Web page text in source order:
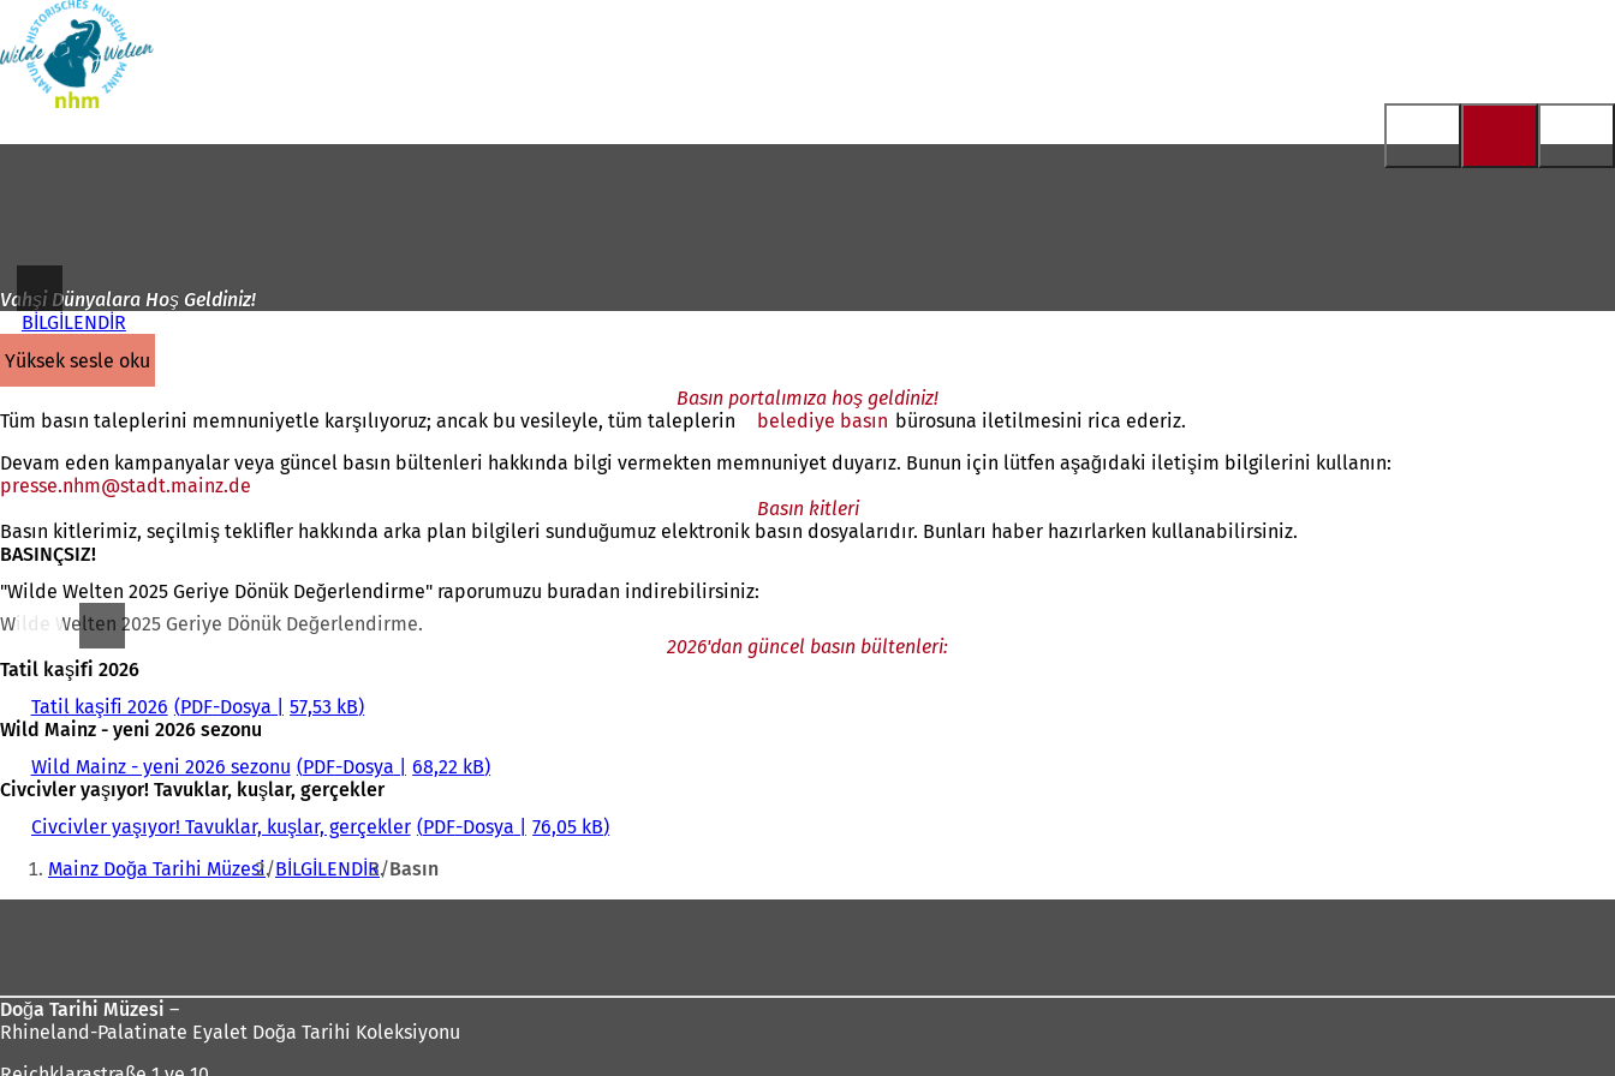
İçeriğe atla
sayfaya
Vahşi Dünyalara Hoş Geldiniz!
BİLGİLENDİR
yüksek sesle oku
Basın portalımıza hoş geldiniz!
Tüm basın taleplerini memnuniyetle karşılıyoruz; ancak bu vesileyle, tüm taleplerin
belediye basın bürosuna iletilmesini rica ederiz.
Devam eden kampanyalar veya güncel basın bültenleri hakkında bilgi vermekten memnuniyet duyarız. Bunun için lütfen aşağıdaki iletişim bilgilerini kullanın:
presse.nhm
stadt.mainz de
Basın kitleri
Basın kitlerimiz, seçilmiş teklifler hakkında arka plan bilgileri sunduğumuz elektronik basın dosyalarıdır. Bunları haber hazırlarken kullanabilirsiniz.
BASINÇSIZ!
"Wilde Welten 2025 Geriye Dönük Değerlendirme" raporumuzu buradan indirebilirsiniz:
Wilde Welten 2025 Geriye Dönük Değerlendirme.
2026'dan güncel basın bültenleri:
Tatil kaşifi 2026
Tatil kaşifi 2026 PDF-Dosya
57,53 kB
Wild Mainz - yeni 2026 sezonu
Wild Mainz - yeni 2026 sezonu PDF-Dosya
68,22 kB
Civcivler yaşıyor! Tavuklar, kuşlar, gerçekler
Civcivler yaşıyor! Tavuklar, kuşlar, gerçekler PDF-Dosya 76,05 kB
Buradasınız:
Mainz Doğa Tarihi Müzesi BİLGİLENDİR Basın
Doğa Tarihi Müzesi –
Rhineland-Palatinate Eyalet Doğa Tarihi Koleksiyonu